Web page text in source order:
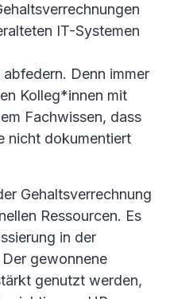
IT-Systemen
Denn immer
Kolleg*innen mit
Fachwissen, dass
nicht dokumentiert
Gehaltsverrechnung
Ressourcen. Es
in der
gewonnene
genutzt werden,